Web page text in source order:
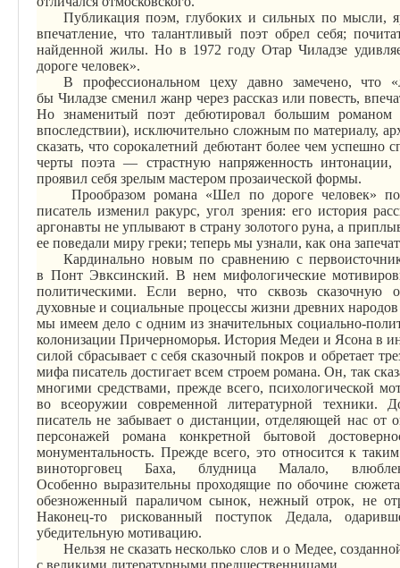
Публикация поэм, глубоких и сильных по мысли,
впечатление, что талантливый поэт обрел себя;
найденной жилы. Но в 1972 году ОтарЧиладзе
дороге человек».
В профессиональном цеху давно замечено, что
бы Чиладзесменил жанр через рассказ или повесть,
Но знаменитый поэт дебютировал большим
впоследствии), исключительно сложным по материалу,
сказать, что сорокалетний дебютант более чем успешно
черты поэта — страстную напряженность интонации,
проявил себя зрелым мастером прозаической формы.
Прообразом романа «Шел по дороге человек»
писатель изменил ракурс, угол зрения: его история
аргонавты не уплывают в страну золотого руна, а
ее поведали миру греки; теперь мы узнали, как она
Кардинально новым по сравнению с
в Понт Эвксинский. В нем мифологические
политическими. Если верно, что сквозь сказочную
духовные и социальные процессы жизни древних
мы имеем дело с одним из значительных социально-
колонизации Причерноморья. История Медеи и Ясона в
силой сбрасывает с себя сказочный покров и обретает
мифа писатель достигает всем строем романа. Он, так
многими средствами, прежде всего, психологической
во всеоружии современной литературной техники.
писатель не забывает о дистанции, отделяющей нас
персонажей романа конкретной бытовой
монументальность. Прежде всего, это относится к
виноторговец Баха, блудницаМалало,
Особенно выразительныпроходящие по обочине
обезноженный параличом сынок, нежный отрок, не
Наконец-то рискованный поступок Дедала,
убедительную мотивацию.
Нельзя не сказать несколько слов и о Медее,
с великими литературными предшественницами.